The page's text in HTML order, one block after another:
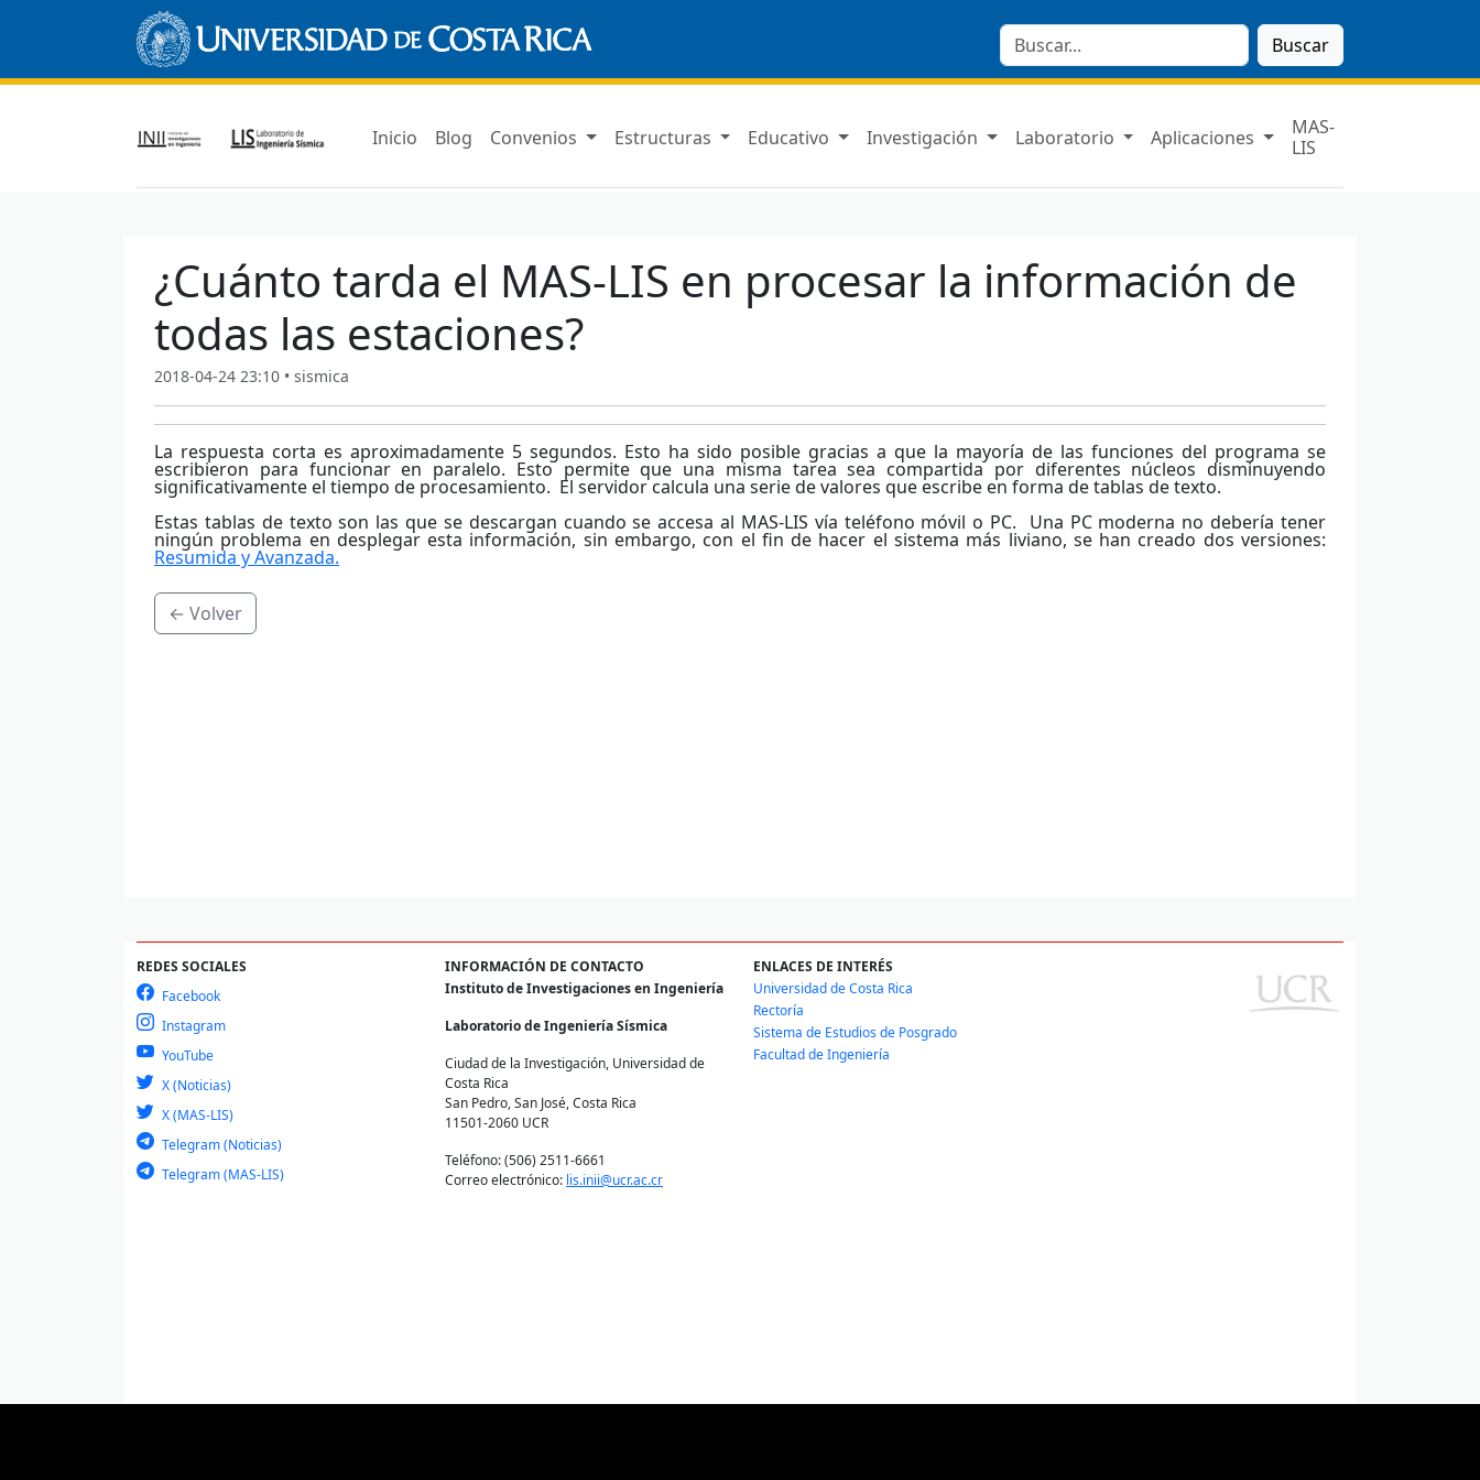
Buscar
Inicio Blog Convenios Estructuras Educativo Investigación Laboratorio Aplicaciones
MAS-
LIS
¿Cuánto tarda el MAS-LIS en procesar la información de
todas las estaciones?
2018-04-24 23:10 • sismica
La respuesta corta es aproximadamente 5 segundos. Esto ha sido posible gracias a que la mayoría de las funciones del programa se
escribieron para funcionar en paralelo. Esto permite que una misma tarea sea compartida por diferentes núcleos disminuyendo
significativamente el tiempo de procesamiento. El servidor calcula una serie de valores que escribe en forma de tablas de texto.
Estas tablas de texto son las que se descargan cuando se accesa al MAS-LIS vía teléfono móvil o PC. Una PC moderna no debería tener
ningún problema en desplegar esta información, sin embargo, con el fin de hacer el sistema más liviano, se han creado dos versiones:
Resumida y Avanzada.
← Volver
REDES SOCIALES
Facebook
Instagram
YouTube
X (Noticias)
X (MAS-LIS)
Telegram (Noticias)
Telegram (MAS-LIS)
INFORMACIÓN DE CONTACTO
Instituto de Investigaciones en Ingeniería
Laboratorio de Ingeniería Sísmica
Ciudad de la Investigación, Universidad de
Costa Rica
San Pedro, San José, Costa Rica
11501-2060 UCR
Teléfono: (506) 2511-6661
Correo electrónico: lis.inii@ucr.ac.cr
ENLACES DE INTERÉS
Universidad de Costa Rica
Rectoría
Sistema de Estudios de Posgrado
Facultad de Ingeniería